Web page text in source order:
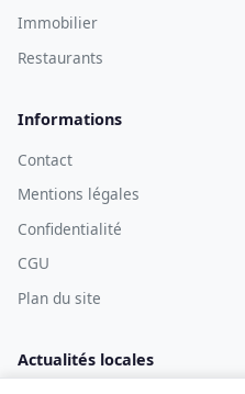
Immobilier
Restaurants
Informations
Contact
Mentions légales
Confidentialité
CGU
Plan du site
Actualités locales